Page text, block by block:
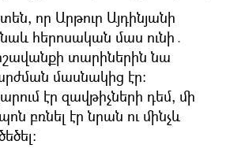
որ Արթուր Այդինյանի
նաև հերոսական մաս ունի․
տարիներին նա
մասնակից էր։
էր զավթիչների դեմ, մի
բռնել էր նրան ու մինչև